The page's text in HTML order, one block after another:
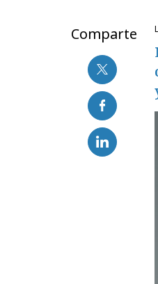
Comparte